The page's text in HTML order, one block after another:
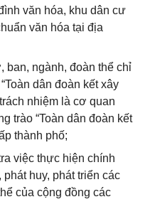
văn hóa, khu dân cư
văn hóa tại địa
ban, ngành, đoàn thể chỉ
dân đoàn kết xây
nhiệm là cơ quan
trào “Toàn dân đoàn kết
thành phố;
việc thực hiện chính
huy, phát triển các
của cộng đồng các